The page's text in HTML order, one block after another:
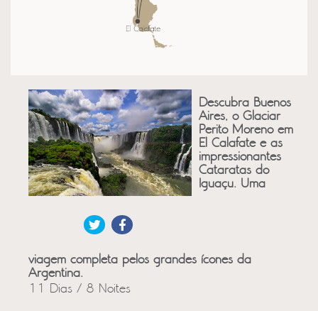
Descubra Buenos
Aires, o Glaciar
Perito Moreno em
El Calafate e as
impressionantes
Cataratas do
Iguaçu. Uma
viagem completa pelos grandes ícones da
Argentina.
11 Dias / 8 Noites